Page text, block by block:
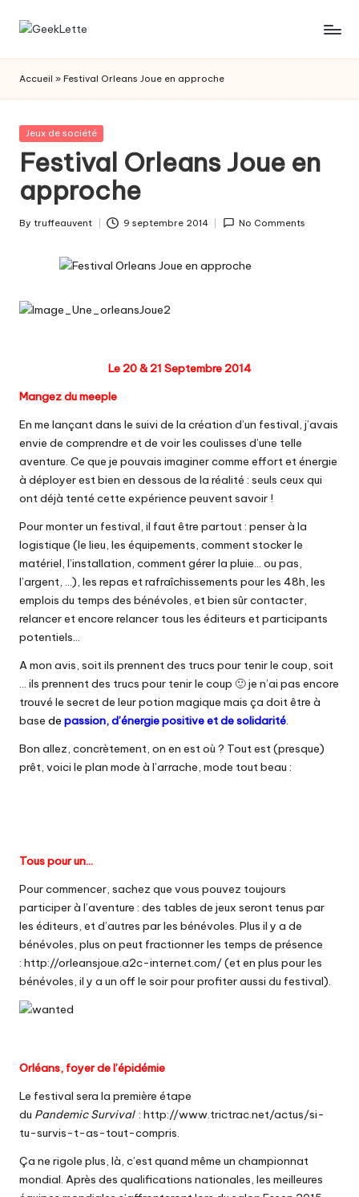
Skip
G
e
e
k
L
e
t
les
de
société
Accueil » Festival Orleans Joue en approche
Posted
Jeux de société
Festival Orleans Joue en
approche
Posted
By truffeauvent 9 septembre 2014 No Comments
Le 20 & 21 Septembre 2014
Mangez du meeple
En me lançant dans le suivi de la création d’un festival, j’avais
envie de comprendre et de voir les coulisses d’une telle
aventure. Ce que je pouvais imaginer comme effort et énergie
à déployer est bien en dessous de la réalité : seuls ceux qui
ont déjà tenté cette expérience peuvent savoir !
Pour monter un festival, il faut être partout : penser à la
logistique (le lieu, les équipements, comment stocker le
matériel, l’installation, comment gérer la pluie… ou pas,
l’argent, …), les repas et rafraîchissements pour les 48h, les
emplois du temps des bénévoles, et bien sûr contacter,
relancer et encore relancer tous les éditeurs et participants
potentiels…
A mon avis, soit ils prennent des trucs pour tenir le coup, soit
… ils prennent des trucs pour tenir le coup 🙂 je n’ai pas encore
trouvé le secret de leur potion magique mais ça doit être à
base de passion, d’énergie positive et de solidarité.
Bon allez, concrètement, on en est où ? Tout est (presque)
prêt, voici le plan mode à l’arrache, mode tout beau :
Tous pour un…
Pour commencer, sachez que vous pouvez toujours
participer à l’aventure : des tables de jeux seront tenus par
les éditeurs, et d’autres par les bénévoles. Plus il y a de
bénévoles, plus on peut fractionner les temps de présence
: http://orleansjoue.a2c-internet.com/(et en plus pour les
bénévoles, il y a un off le soir pour profiter aussi du festival).
Orléans, foyer de l’épidémie
Le festival sera la première étape
du Pandemic Survival: http://www.trictrac.net/actus/si-
tu-survis-t-as-tout-compris.
Ça ne rigole plus, là, c’est quand même un championnat
mondial. Après des qualifications nationales, les meilleures